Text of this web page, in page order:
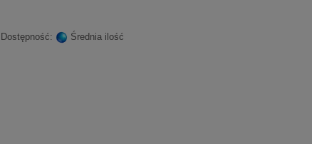
Dostępność: Średnia ilość